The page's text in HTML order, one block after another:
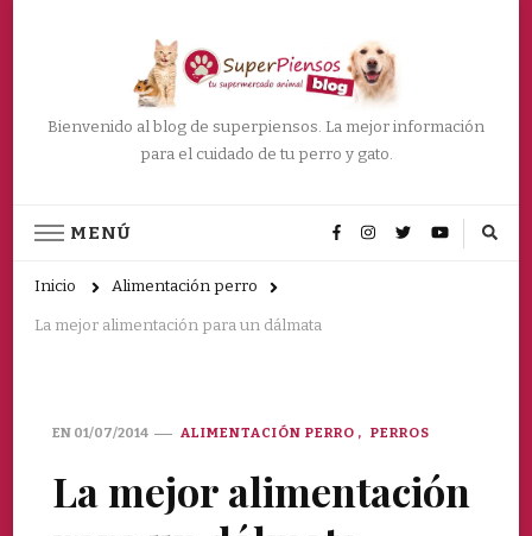
Bienvenido al blog de superpiensos. La mejor información
para el cuidado de tu perro y gato.
MENÚ
Inicio Alimentación perro
La mejor alimentación para un dálmata
EN 01/07/2014 ALIMENTACIÓN PERRO PERROS
La mejor alimentación